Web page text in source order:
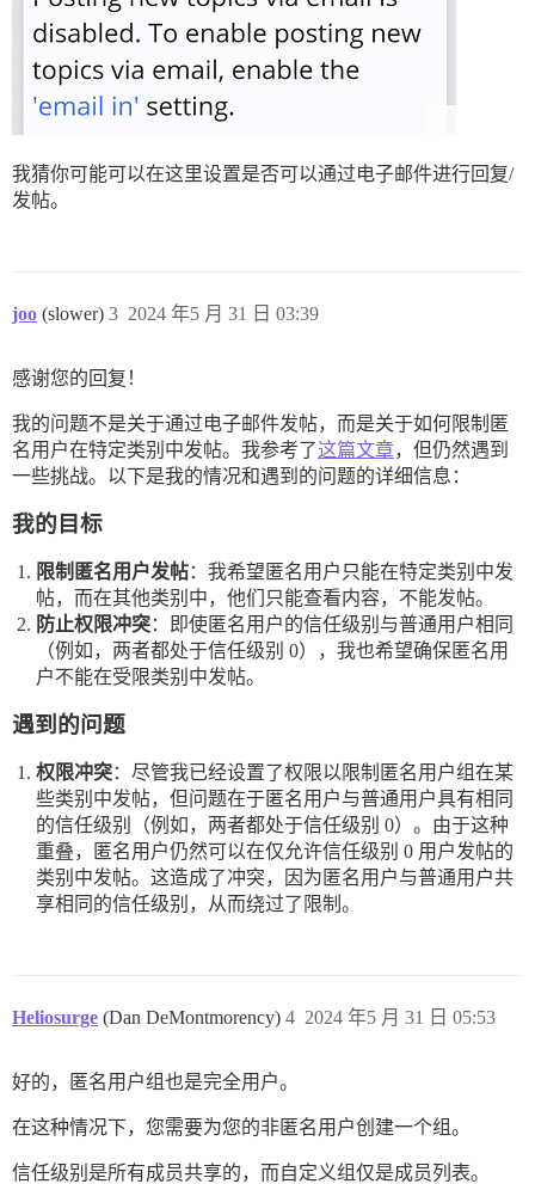
我猜你可能可以在这里设置是否可以通过电子邮件进行回复/
发帖。
joo (slower) 2024 年5 月 31 日 03:39
3
感谢您的回复！
我的问题不是关于通过电子邮件发帖，而是关于如何限制匿
名用户在特定类别中发帖。我参考了这篇文章，但仍然遇到
一些挑战。以下是我的情况和遇到的问题的详细信息：
我的目标
限制匿名用户发帖：我希望匿名用户只能在特定类别中发
帖，而在其他类别中，他们只能查看内容，不能发帖。
防止权限冲突：即使匿名用户的信任级别与普通用户相同
（例如，两者都处于信任级别 0），我也希望确保匿名用
户不能在受限类别中发帖。
遇到的问题
权限冲突：尽管我已经设置了权限以限制匿名用户组在某
些类别中发帖，但问题在于匿名用户与普通用户具有相同
的信任级别（例如，两者都处于信任级别 0）。由于这种
重叠，匿名用户仍然可以在仅允许信任级别 0 用户发帖的
类别中发帖。这造成了冲突，因为匿名用户与普通用户共
享相同的信任级别，从而绕过了限制。
Heliosurge (Dan DeMontmorency) 2024 年5 月 31 日 05:53
4
好的，匿名用户组也是完全用户。
在这种情况下，您需要为您的非匿名用户创建一个组。
信任级别是所有成员共享的，而自定义组仅是成员列表。